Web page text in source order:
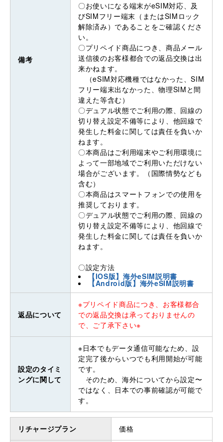
備考
〇お使いになる端末がeSIM対応、及
びSIMフリー端末（またはSIMロック
解除済み）であることをご確認くださ
い。
〇プリペイド商品につき、商品メール
送信後のお客様都合での返品交換は出
来かねます。
（eSIM対応機種ではなかった、SIM
フリー端末出なかった、物理SIMと間
違えた等含む）
〇デュアル状態でご利用の際、回線の
切り替え設定不備等により、他回線で
発生した料金に関しては責任を負いか
ねます。
〇本商品はご利用端末やご利用環境に
よって一部地域でご利用いただけない
場合がございます。（国際情勢なども
含む）
〇本商品はスマートフォンでの使用を
推奨しております。
〇デュアル状態でご利用の際、回線の
切り替え設定不備等により、他回線で
発生した料金に関しては責任を負いか
ねます。
〇設定方法
【IOS版】海外eSIM説明書
【Android版】海外eSIM説明書
返品について
※プリペイド商品につき、お客様都合
での返品交換は承っておりませんの
で、ご了承下さい※
設定のタイミ
ングに関して
※日本でもデータ通信可能なため、設
定完了後からいつでも利用開始が可能
です。
そのため、海外についてから設定〜
ではなく、日本での事前確認が可能で
す。
リチャージプラン 価格